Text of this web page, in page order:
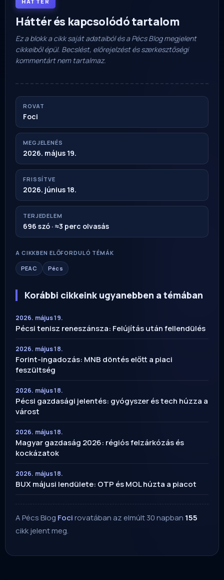
Háttér és kapcsolódó tartalom
Ez a blokk a cikk saját adataiból és a Pécs Blog megjelent
cikkeiből épül. Becslést, előrejelzést és szerkesztőségi
kommentárt nem tartalmaz.
ROVAT
Foci
MEGJELENÉS
2026. május 19.
FRISSÍTVE
2026. június 18.
TERJEDELEM
696 szó · ≈3 perc olvasás
A CIKKBEN ELŐFORDULÓ TÉMÁK
PEAC Pécs
Korábbi cikkeink ugyanebben a témában
2026. május 19.
Pécsi tenisz reneszánsza: Felújítás után fellendülés
2026. május 18.
Forint-ingadozás: MNB döntés előtt a piaci
feszültség
2026. május 18.
Pécsi gazdasági jelentés: gyógyszer és tech húzza a
várost
2026. május 18.
Magyar gazdaság 2026: régiós felzárkózás és
kockázatok
2026. május 18.
BUX májusi lendülete: OTP és MOL húzta a piacot
A Pécs Blog Focirovatában az elmúlt 30 napban 155
cikk jelent meg.